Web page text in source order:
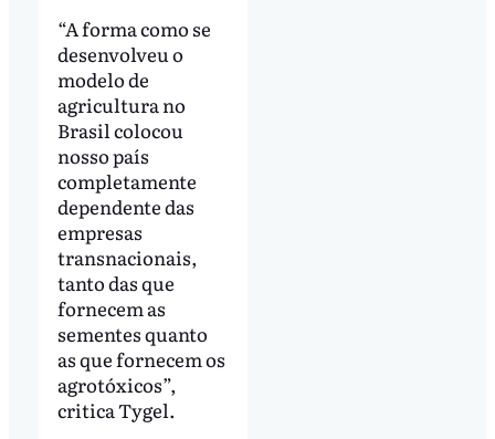
“A forma como se
desenvolveu o
modelo de
agricultura no
Brasil colocou
nosso país
completamente
dependente das
empresas
transnacionais,
tanto das que
fornecem as
sementes quanto
as que fornecem os
agrotóxicos”,
critica Tygel.